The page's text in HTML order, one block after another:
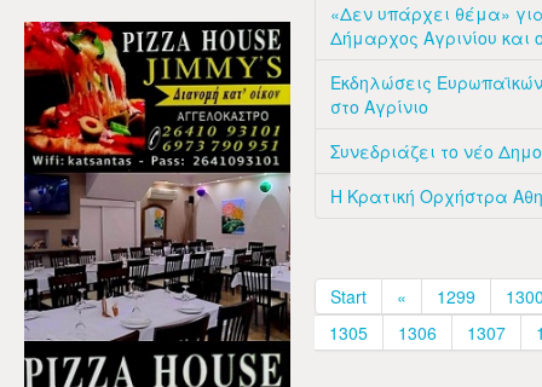
«Δεν υπάρχει θέμα»
Δήμαρχος Αγρινίου και
Εκδηλώσεις
στο Αγρίνιο
Συνεδριάζει το νέο
Η Κρατική Ορχήστρα
Start « 1299
1305
1306 1307